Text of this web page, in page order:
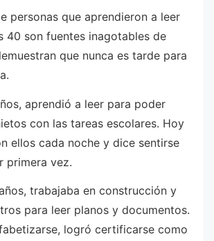
personas que aprendieron a leer
40 son fuentes inagotables de
que nunca es tarde para
aprendió a leer para poder
con las tareas escolares. Hoy
ellos cada noche y dice sentirse
primera vez.
trabajaba en construcción y
para leer planos y documentos.
logró certificarse como